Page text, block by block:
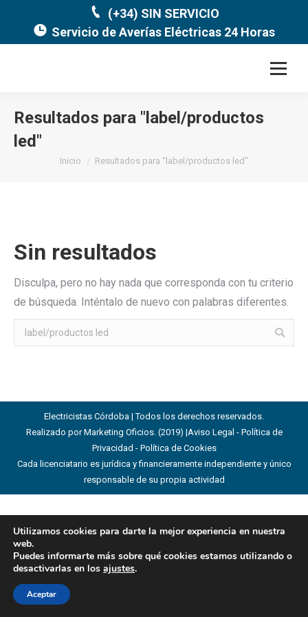
(+34) SIN SERVICIO
Servicio de Averías Eléctricas 24 Horas
Resultados para " label/productos
led"
Estás aquí:
Inicio Resultados para "label/productos led"
Sin resultados
Disculpa, pero no hay nada que corresponda con tu criterio
de búsqueda. Inténtalo de nuevo con palabras diferentes.
Buscar:
Electricistas Córdoba | Todos los derechos reservados.
Realizado por Marketing Oficios. (2019) |Aviso Legal - Política de
Privacidad - Política de Cookies
Cada licenciatario es jurídica y financieramente independiente y único
responsable de su propia actividad
Utilizamos cookies para darte la mejor experiencia en nuestra
web.
Puedes informarte más sobre qué cookies estamos utilizando o
desactivarlas en los ajustes.
Aceptar